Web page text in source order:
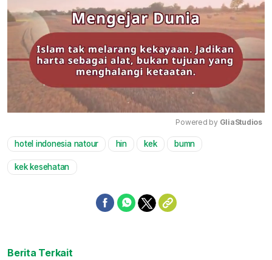
Powered by GliaStudios
hotel indonesia natour hin kek bumn
kek kesehatan
Berita Terkait